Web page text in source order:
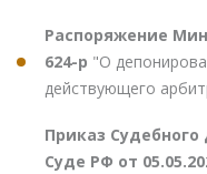
Распоряжение
624-р "О
действующего
Приказ
Суде РФ от